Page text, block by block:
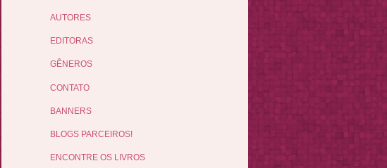
AUTORES
EDITORAS
GÊNEROS
CONTATO
BANNERS
BLOGS PARCEIROS!
ENCONTRE OS LIVROS